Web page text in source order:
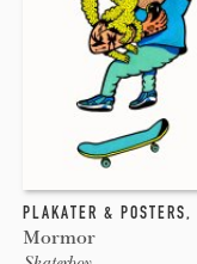
PLAKATER & POSTERS,
Mormor